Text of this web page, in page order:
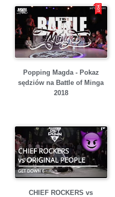
Popping Magda - Pokaz
sędziów na Battle of Minga
2018
CHIEF ROCKERS vs